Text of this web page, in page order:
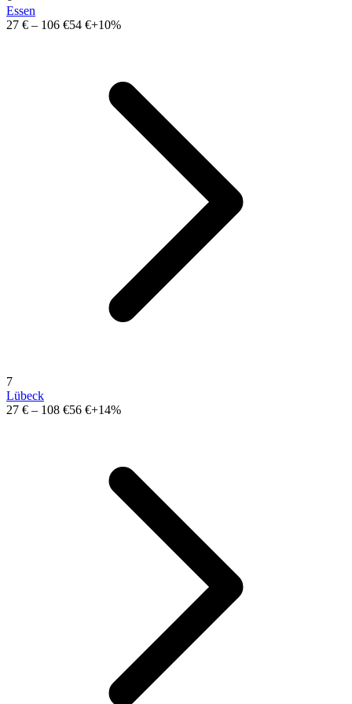
Essen
27 € – 106 €54 €+10%
7
Lübeck
27 € – 108 €56 €+14%